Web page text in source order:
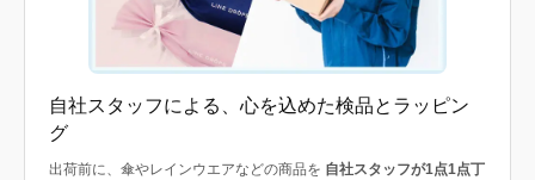
自社スタッフによる、心を込めた検品とラッピン
グ
出荷前に、傘やレインウエアなどの商品を 自社スタッフが1点1点丁